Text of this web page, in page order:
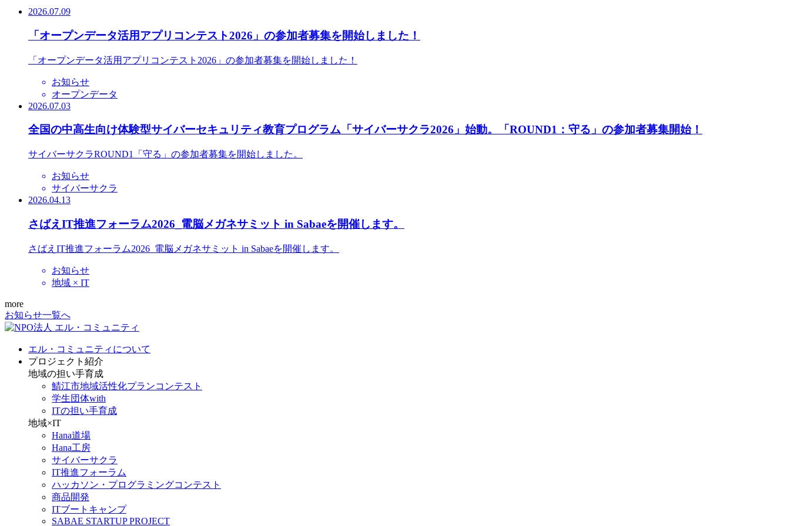
2026.07.09
「オープンデータ活用アプリコンテスト2026」の参加者募集を開始しました！
「オープンデータ活用アプリコンテスト2026」の参加者募集を開始しました！
お知らせ
オープンデータ
2026.07.03
全国の中高生向け体験型サイバーセキュリティ教育プログラム「サイバーサクラ2026」始動。「ROUND1：守る」の参加者募集開始！
サイバーサクラROUND1「守る」の参加者募集を開始しました。
お知らせ
サイバーサクラ
2026.04.13
さばえIT推進フォーラム2026_電脳メガネサミット in Sabaeを開催します。
さばえIT推進フォーラム2026_電脳メガネサミット in Sabaeを開催します。
お知らせ
地域 × IT
more
お知らせ一覧へ
エル・コミュニティについて
プロジェクト紹介
地域の担い手育成
鯖江市地域活性化プランコンテスト
学生団体with
ITの担い手育成
地域×IT
Hana道場
Hana工房
サイバーサクラ
IT推進フォーラム
ハッカソン・プログラミングコンテスト
商品開発
ITブートキャンプ
SABAE STARTUP PROJECT